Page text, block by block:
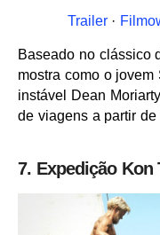
Trailer·
Baseado no clássico
mostra como o
instável Dean
de viagens a partir
7. Expedição Kon